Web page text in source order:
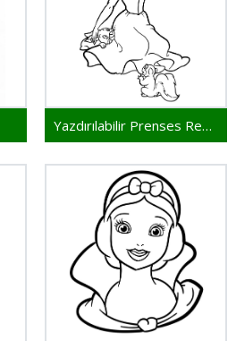
Yazdırılabilir Prenses Resim